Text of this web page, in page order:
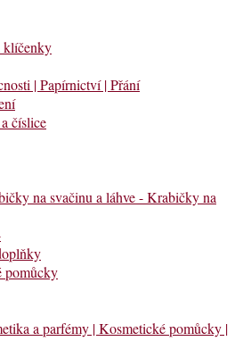
klíčenky
| Papírnictví | Přání
číslice
na svačinu a láhve - Krabičky na
pomůcky
a parfémy | Kosmetické pomůcky |